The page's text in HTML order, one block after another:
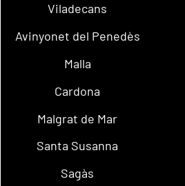
Viladecans
Avinyonet del Penedès
Malla
Cardona
Malgrat de Mar
Santa Susanna
Sagàs